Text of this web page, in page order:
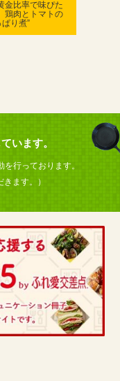
金比率で味ぴた
鶏肉とトマトの
ぱり煮”
います。
行っております。
きます。）